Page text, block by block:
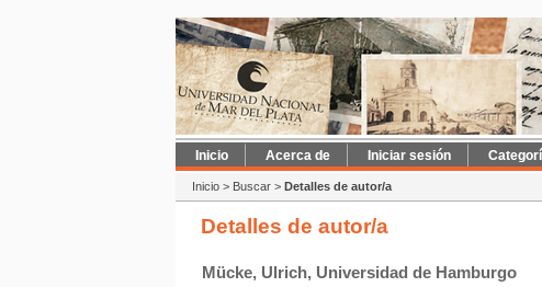
Inicio Acerca de Iniciar sesión
Inicio > Buscar > Detalles de autor/a
Detalles de autor/a
Mücke, Ulrich, Universidad de Hamburgo